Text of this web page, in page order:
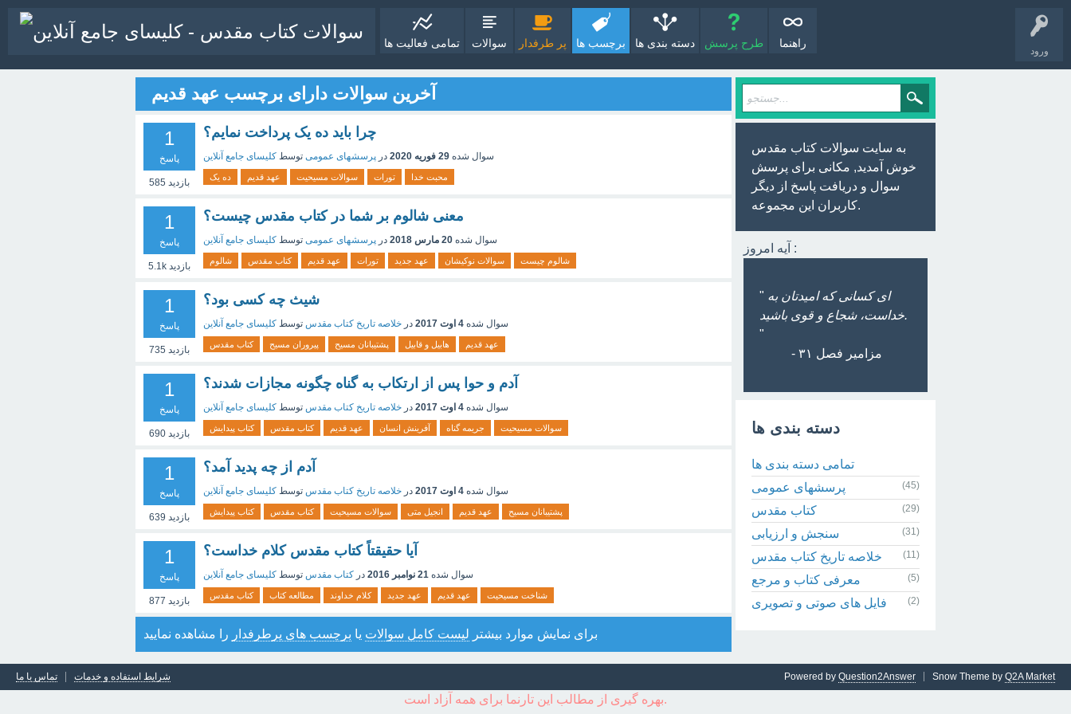
ورود
تمامی فعالیت ها سوالات پر طرفدار برچسب ها دسته بندی ها طرح پرسش راهنما
آخرین سوالات دارای برچسب عهد قدیم
1
پاسخ
585 بازدید
چرا باید ده یک پرداخت نمایم؟
سوال شده 29 فوریه 2020 در پرسشهای عمومی توسط کلیسای جامع آنلاین
ده یک عهد قدیم سوالات مسیحیت تورات محبت خدا
1
پاسخ
5.1k بازدید
معنى شالوم بر شما در كتاب مقدس چیست؟
سوال شده 20 مارس 2018 در پرسشهای عمومی توسط کلیسای جامع آنلاین
شالوم کتاب مقدس عهد قدیم تورات عهد جدید سوالات نوکیشان شالوم چیست
1
پاسخ
735 بازدید
شیث چه کسی بود؟
سوال شده 4 اوت 2017 در خلاصه تاریخ کتاب مقدس توسط کلیسای جامع آنلاین
کتاب مقدس پیروران مسیح پشتیبانان مسیح هابیل و قابیل عهد قدیم
1
پاسخ
690 بازدید
آدم و حوا پس از ارتکاب به گناه چگونه مجازات شدند؟
سوال شده 4 اوت 2017 در خلاصه تاریخ کتاب مقدس توسط کلیسای جامع آنلاین
کتاب پیدایش کتاب مقدس عهد قدیم آفرینش انسان جریمه گناه سوالات مسیحیت
1
پاسخ
639 بازدید
آدم از چه پدید آمد؟
سوال شده 4 اوت 2017 در خلاصه تاریخ کتاب مقدس توسط کلیسای جامع آنلاین
کتاب پیدایش کتاب مقدس سوالات مسیحیت انجیل متی عهد قدیم پشتیبانان مسیح
1
پاسخ
877 بازدید
آیا حقیقتاً کتاب مقدس کلام خداست؟
سوال شده 21 نوامبر 2016 در کتاب مقدس توسط کلیسای جامع آنلاین
کتاب مقدس مطالعه کتاب کلام خداوند عهد جدید عهد قدیم شناخت مسیحیت
برای نمایش موارد بیشتر لیست کامل سوالات یا برچسب های پرطرفدار را مشاهده نمایید
به سایت سوالات کتاب مقدس
خوش آمدید, مکانی برای پرسش
سوال و دریافت پاسخ از دیگر
کاربران این مجموعه.
آیه امروز :
"
خداست، شجاع و قوی باشید.
"
- مزامیر فصل ۳۱
دسته بندی ها
تمامی دسته بندی ها
پرسشهای عمومی
(45)
کتاب مقدس (29)
سنجش و ارزیابی (31)
خلاصه تاریخ کتاب مقدس (11)
معرفی کتاب و مرجع (5)
فایل های صوتی و تصویری (2)
تماس با ما شرایط استفاده و خدمات Snow Theme by Q2A Market
Powered by Question2Answer
بهره گیری از مطالب این تارنما برای همه آزاد است.